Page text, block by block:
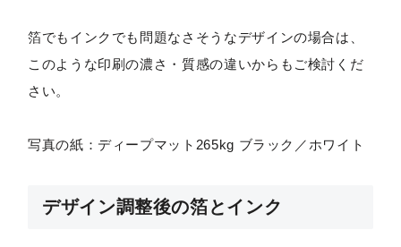
箔でもインクでも問題なさそうなデザインの場合は、
このような印刷の濃さ・質感の違いからもご検討くだ
さい。
写真の紙：ディープマット265kg ブラック／ホワイト
デザイン調整後の箔とインク